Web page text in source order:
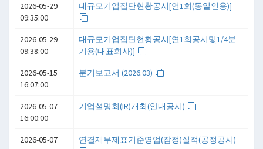
2026-05-29
09:35:00
대규모기업집단현황공시[연1회(동일인용)]
2026-05-29
09:38:00
대규모기업집단현황공시[연1회공시및1/4분
기용(대표회사)]
2026-05-15
16:07:00
분기보고서 (2026.03)
2026-05-07
16:00:00
기업설명회(IR)개최(안내공시)
2026-05-07
연결재무제표기준영업(잠정)실적(공정공시)